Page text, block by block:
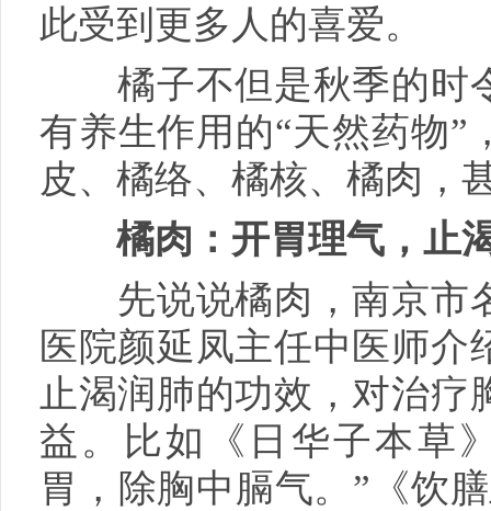
此受到更多人的喜爱。
橘子不但是秋季的时
有养生作用的“天然药物”
皮、橘络、橘核、橘肉，
橘肉：开胃理气，止
先说说橘肉，南京市
医院颜延凤主任中医师介
止渴润肺的功效，对治疗
益。比如《日华子本草
胃，除胸中膈气。”《饮